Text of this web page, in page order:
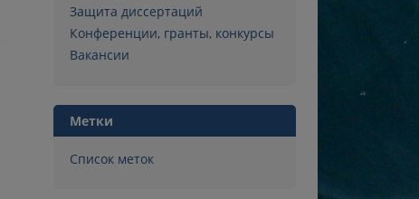
Защита диссертаций
Конференции, гранты, конкурсы
Вакансии
Метки
Список меток